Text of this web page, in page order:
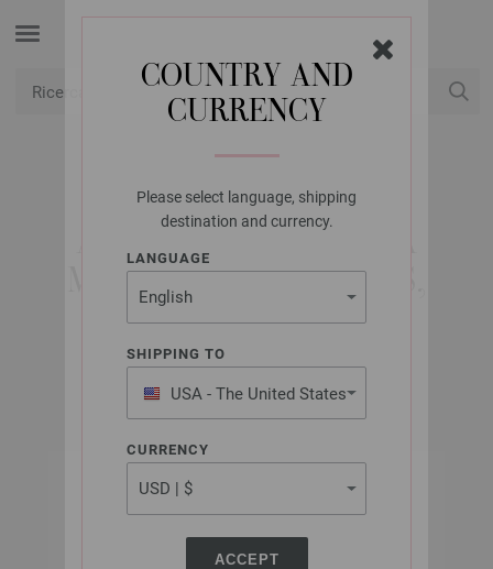
COUNTRY AND
CURRENCY
Please select language, shipping
destination and currency.
LANGUAGE
SHIPPING TO
USA - The United States
of America
CURRENCY
ACCEPT
LANA GROSSA
AGO CIRCOLARE DA
MAGLIA OTTONE MIS,
6,0/80CM